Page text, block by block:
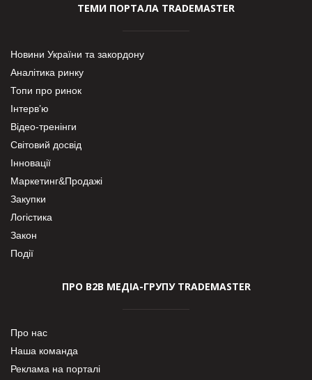
ТЕМИ ПОРТАЛА TRADEMASTER
Новини України та закордону
Аналітика ринку
Топи про ринок
Інтерв’ю
Відео-тренінги
Світовий досвід
Інновації
Маркетинг&Продажі
Закупки
Логістика
Закон
Події
ПРО В2В МЕДІА-ГРУПУ TRADEMASTER
Про нас
Наша команда
Реклама на порталі